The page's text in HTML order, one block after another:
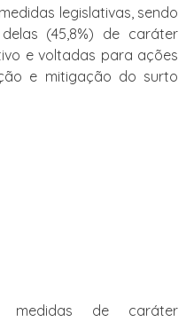
legislativas, sendo
(45,8%) de caráter
e voltadas para ações
e mitigação do surto
medidas de caráter